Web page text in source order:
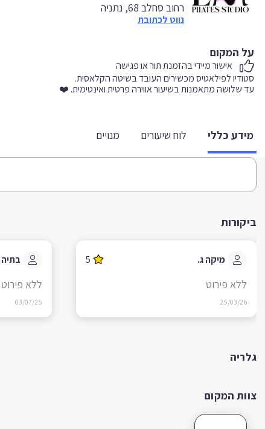
רחוב סחלב 68, נתניה
נווט לכתובת
על המקום
אישור מיידי בהזמנת תור או פגישה
עד שלושה מתאמנות בשיעור אווירה פרטית ואינטימית. ❤️
מידע כללי לוח שיעורים מנויים
ביקורות
מיקה ג. 5
ללא פירוט
25/03/26
ללא פירוט
03/07/25
גלריה
צוות המקום